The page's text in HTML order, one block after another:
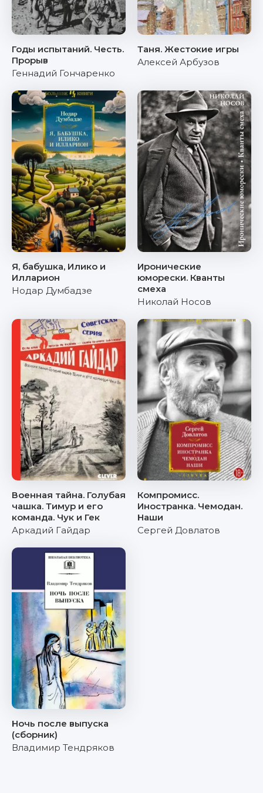
Годы испытаний. Честь.
Прорыв
Геннадий Гончаренко
Таня. Жестокие игры
Алексей Арбузов
Я, бабушка, Илико и
Илларион
Нодар Думбадзе
Иронические
юморески. Кванты
смеха
Николай Носов
Военная тайна. Голубая
чашка. Тимур и его
команда. Чук и Гек
Аркадий Гайдар
Компромисс.
Иностранка. Чемодан.
Наши
Сергей Довлатов
Ночь после выпуска
(сборник)
Владимир Тендряков